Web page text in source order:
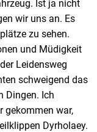
Ist ja nicht
wir uns an. Es
zu sehen.
und Müdigkeit
Leidensweg
schweigend das
Dingen. Ich
gekommen war,
Dyrholaey.